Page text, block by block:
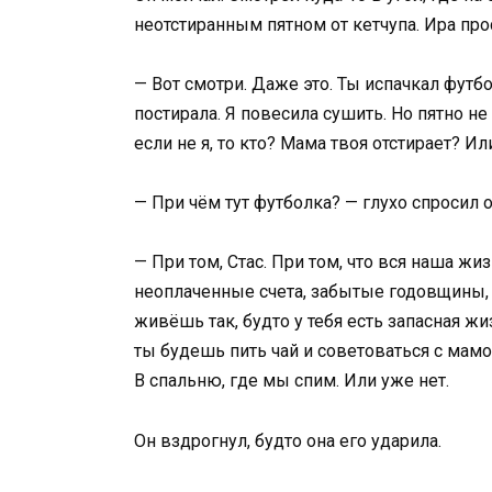
неотстиранным пятном от кетчупа. Ира
— Вот смотри. Даже это. Ты испачкал
постирала. Я повесила сушить. Но пятно
если не я, то кто? Мама твоя отстирает?
— При чём тут футболка? — глухо спросил
— При том, Стас. При том, что вся наша
неоплаченные счета, забытые
живёшь так, будто у тебя есть запасная
ты будешь пить чай и советоваться с
В спальню, где мы спим. Или уже нет.
Он вздрогнул, будто она его ударила.